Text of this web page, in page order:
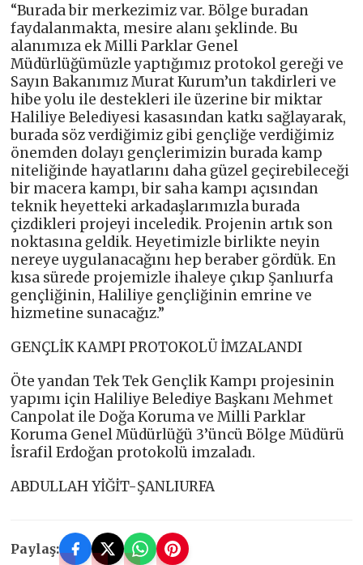
“Burada bir merkezimiz var. Bölge buradan
faydalanmakta, mesire alanı şeklinde. Bu
alanımıza ek Milli Parklar Genel
Müdürlüğümüzle yaptığımız protokol gereği ve
Sayın Bakanımız Murat Kurum’un takdirleri ve
hibe yolu ile destekleri ile üzerine bir miktar
Haliliye Belediyesi kasasından katkı sağlayarak,
burada söz verdiğimiz gibi gençliğe verdiğimiz
önemden dolayı gençlerimizin burada kamp
niteliğinde hayatlarını daha güzel geçirebileceği
bir macera kampı, bir saha kampı açısından
teknik heyetteki arkadaşlarımızla burada
çizdikleri projeyi inceledik. Projenin artık son
noktasına geldik. Heyetimizle birlikte neyin
nereye uygulanacağını hep beraber gördük. En
kısa sürede projemizle ihaleye çıkıp Şanlıurfa
gençliğinin, Haliliye gençliğinin emrine ve
hizmetine sunacağız.”
GENÇLİK KAMPI PROTOKOLÜ İMZALANDI
Öte yandan Tek Tek Gençlik Kampı projesinin
yapımı için Haliliye Belediye Başkanı Mehmet
Canpolat ile Doğa Koruma ve Milli Parklar
Koruma Genel Müdürlüğü 3’üncü Bölge Müdürü
İsrafil Erdoğan protokolü imzaladı.
ABDULLAH YİĞİT-ŞANLIURFA
Paylaş: